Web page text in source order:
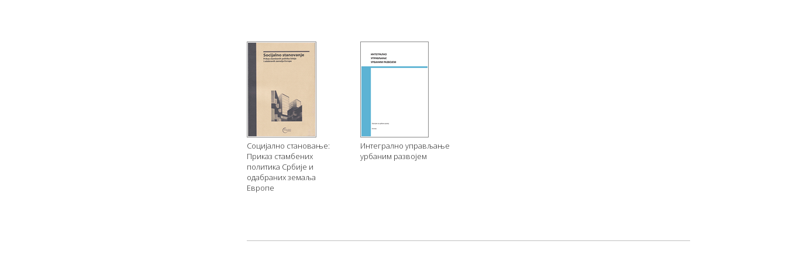
Социјално становање:
Приказ стамбених
политика Србије и
одабраних земаља
Европе
Интегрално управљање
урбаним развојем